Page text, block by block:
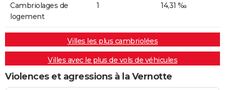
Cambriolages de
logement
1 14,31 ‰
Villes les plus cambriolées
Villes avec le plus de vols de véhicules
Violences et agressions à la Vernotte